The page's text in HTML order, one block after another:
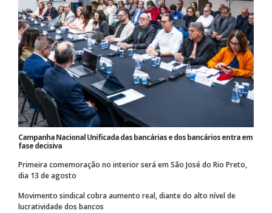
Campanha Nacional Unificada das bancárias e dos bancários entra em
fase decisiva
Primeira comemoração no interior será em São José do Rio Preto,
dia 13 de agosto
Movimento sindical cobra aumento real, diante do alto nível de
lucratividade dos bancos